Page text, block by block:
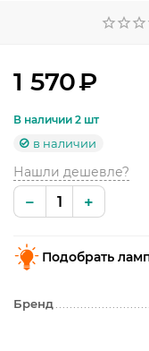
1 570₽
В наличии 2 шт
в наличии
Нашли дешевле?
+
−
Подобрать
Бренд
ЛАМПОЧКИ
ЭЛЕКТРОТОВАРЫ
НОВОГОДНИЕ